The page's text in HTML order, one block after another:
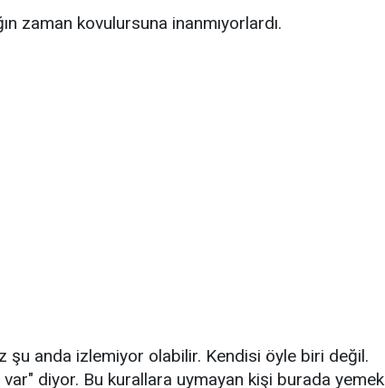
zaman kovulursuna inanmıyorlardı.
şu anda izlemiyor olabilir. Kendisi öyle biri değil.
diyor. Bu kurallara uymayan kişi burada yemek